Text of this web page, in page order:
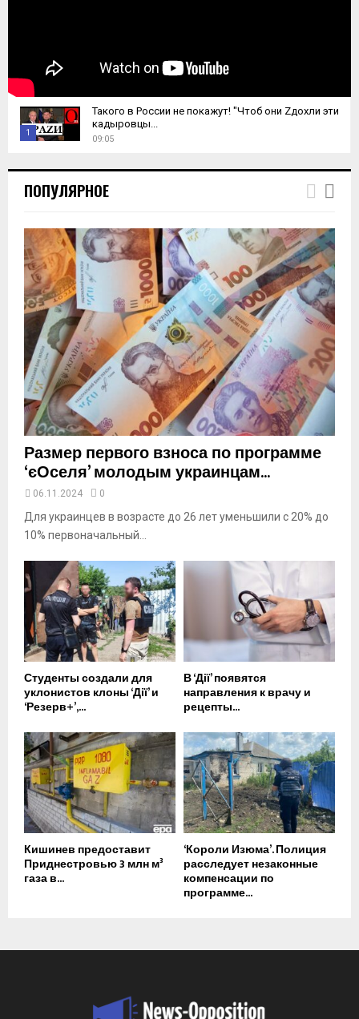
1
h
u
a
y
u
e
Такого в России не покажут! "Чтоб они Zдохли эти
кадыровцы...
09:05
ПОПУЛЯРНОЕ
Размер первого взноса по программе
‘єОселя’ молодым украинцам...
06.11.2024 0
Для украинцев в возрасте до 26 лет уменьшили с 20% до
10% первоначальный...
Студенты создали для
уклонистов клоны ‘Дії’ и
‘Резерв+’,...
В ‘Дії’ появятся
направления к врачу и
рецепты...
Кишинев предоставит
Приднестровью 3 млн м³
газа в...
‘Короли Изюма’. Полиция
расследует незаконные
компенсации по
программе...